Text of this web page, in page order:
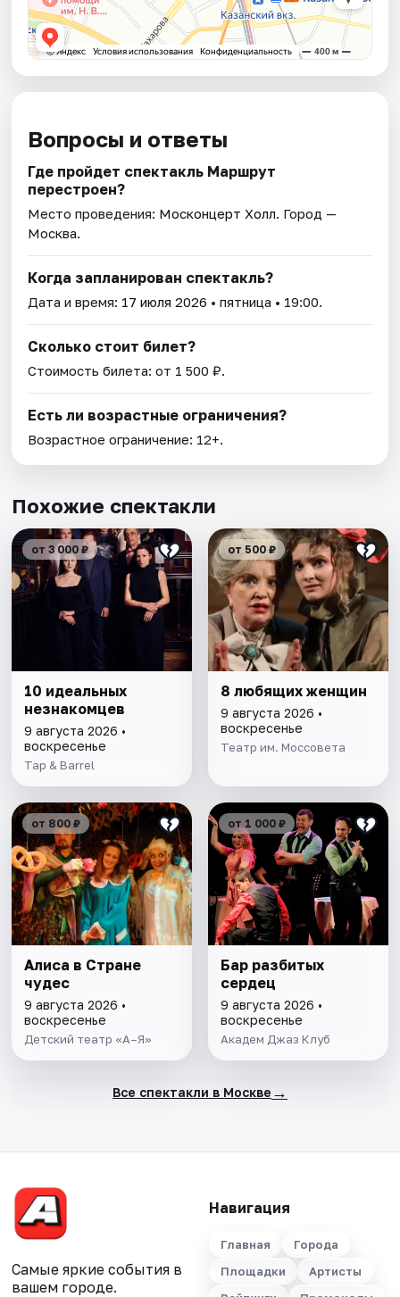
Вопросы и ответы
Где пройдет спектакль Маршрут
перестроен?
Место проведения: Москонцерт Холл. Город —
Москва.
Когда запланирован спектакль?
Дата и время: 17 июля 2026 • пятница • 19:00.
Сколько стоит билет?
Стоимость билета: от 1 500 ₽.
Есть ли возрастные ограничения?
Возрастное ограничение: 12+.
Похожие спектакли
от 3 000 ₽
10 идеальных
незнакомцев
9 августа 2026 •
воскресенье
Tap & Barrel
от 500 ₽
8 любящих женщин
9 августа 2026 •
воскресенье
Театр им. Моссовета
от 800 ₽
Алиса в Стране
чудес
9 августа 2026 •
воскресенье
Детский театр «А–Я»
от 1 000 ₽
Бар разбитых
сердец
9 августа 2026 •
воскресенье
Академ Джаз Клуб
Все спектакли в Москве →
Самые яркие события в
вашем городе.
Навигация
Главная
Города
Площадки
Артисты